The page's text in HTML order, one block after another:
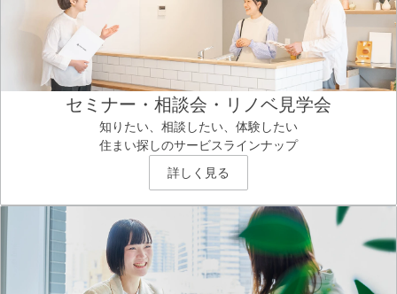
セミナー・相談会・リノベ見学会
知りたい、相談したい、体験したい
住まい探しのサービスラインナップ
詳しく見る